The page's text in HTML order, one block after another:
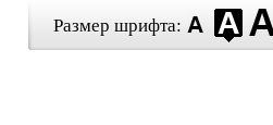
Размер шрифта: